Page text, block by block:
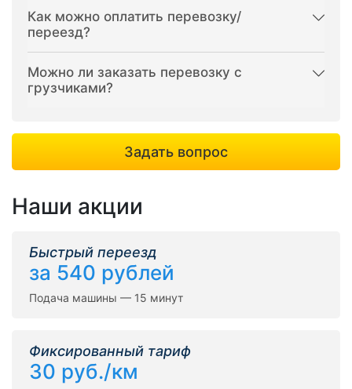
Как можно оплатить перевозку/
переезд?
Можно ли заказать перевозку с
грузчиками?
Задать вопрос
Наши акции
Быстрый переезд
за 540 рублей
Подача машины — 15 минут
Фиксированный тариф
30 руб./км